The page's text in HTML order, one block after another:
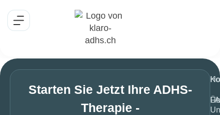
Starten Sie Jetzt Ihre ADHS-
Therapie -